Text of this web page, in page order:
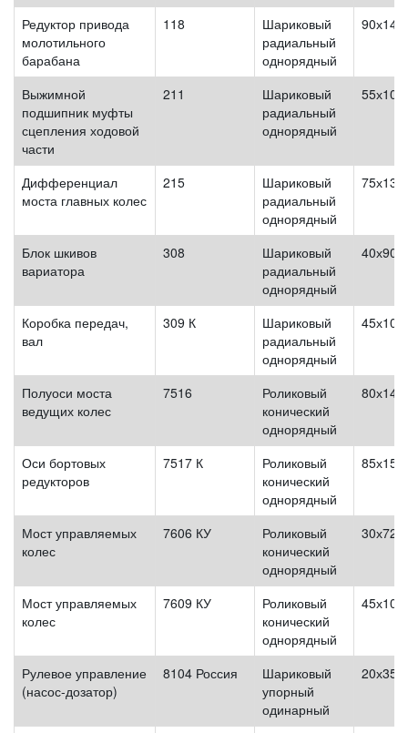
Редуктор привода
молотильного
барабана
118
Шариковый
радиальный
однорядный
Выжимной
подшипник муфты
сцепления ходовой
части
211
Шариковый
радиальный
однорядный
Дифференциал
моста главных колес
215
Шариковый
радиальный
однорядный
Блок шкивов
вариатора
308
Шариковый
радиальный
однорядный
Коробка передач,
вал
309 К
Шариковый
радиальный
однорядный
Полуоси моста
ведущих колес
7516
Роликовый
конический
однорядный
Оси бортовых
редукторов
7517 К
Роликовый
конический
однорядный
Мост управляемых
колес
7606 КУ
Роликовый
конический
однорядный
Мост управляемых
колес
7609 КУ
Роликовый
конический
однорядный
Рулевое управление
(насос-дозатор)
8104 Россия
Шариковый
упорный
одинарный